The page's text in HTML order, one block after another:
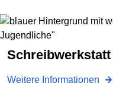
Weitere Informationen